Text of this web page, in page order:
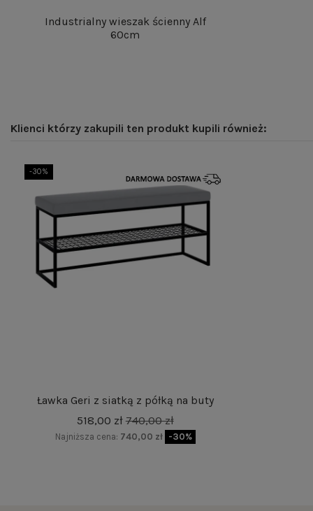
Industrialny wieszak ścienny Alf
60cm
Klienci którzy zakupili ten produkt kupili również:
-30%
Ławka Geri z siatką z półką na buty
518,00 zł 740,00 zł
Najniższa cena: 740,00 zł -30%